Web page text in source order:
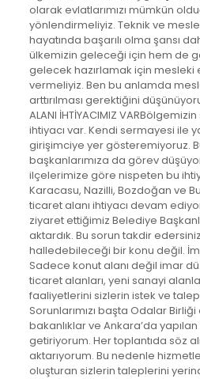
olarak evlatlarımızı mümkün
yönlendirmeliyiz. Teknik ve
hayatında başarılı olma şansı
ülkemizin geleceği için hem de
gelecek hazırlamak için mesleki
vermeliyiz. Ben bu anlamda
arttırılması gerektiğini
ALANI İHTİYACIMIZ
ihtiyacı var. Kendi sermayesi ile
girişimciye yer gösteremiyoruz.
başkanlarımıza da görev
ilçelerimize göre nispeten bu
Karacasu, Nazilli, Bozdoğan ve
ticaret alanı ihtiyacı devam
ziyaret ettiğimiz Belediye
aktardık. Bu sorun takdir
halledebileceği bir konu değil.
Sadece konut alanı değil imar
ticaret alanları, yeni sanayi
faaliyetlerini sizlerin istek ve
Sorunlarımızı başta Odalar
bakanlıklar ve Ankara’da
getiriyorum. Her toplantıda söz
aktarıyorum. Bu nedenle
oluşturan sizlerin taleplerini